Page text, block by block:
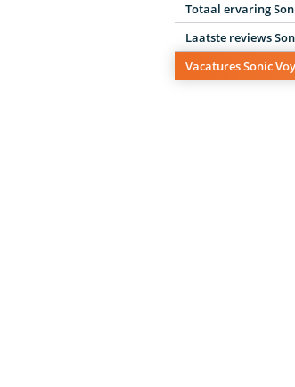
Totaal ervaring
Laatste reviews
Vacatures Sonic